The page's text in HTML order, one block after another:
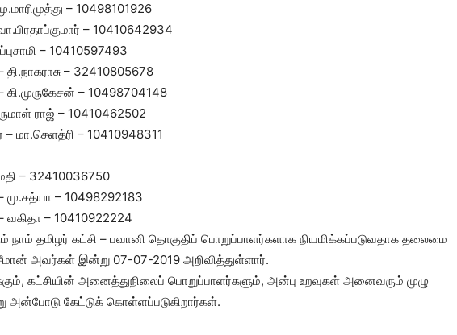
– 10498101926
– 10410642934
– 10410597493
– 32410805678
– 10498704148
ராஜ் – 10410462502
மா.செளத்ரி – 10410948311
– 32410036750
– 10498292183
– 10410922224
தமிழர் கட்சி – பவானி தொகுதிப் பொறுப்பாளர்களாக நியமிக்கப்படுவதாக தலைமை
அவர்கள் இன்று 07-07-2019 அறிவித்துள்ளார்.
கட்சியின் அனைத்துநிலைப் பொறுப்பாளர்களும், அன்பு உறவுகள் அனைவரும் முழு
அன்போடு கேட்டுக் கொள்ளப்படுகிறார்கள்.